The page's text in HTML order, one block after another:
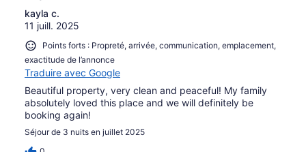
kayla c.
11 juill. 2025
Points forts : Propreté, arrivée, communication, emplacement,
exactitude de l’annonce
Traduire avec Google
Beautiful property, very clean and peaceful! My family
absolutely loved this place and we will definitely be
booking again!
Séjour de 3 nuits en juillet 2025